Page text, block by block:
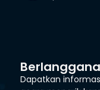
Dapatkan